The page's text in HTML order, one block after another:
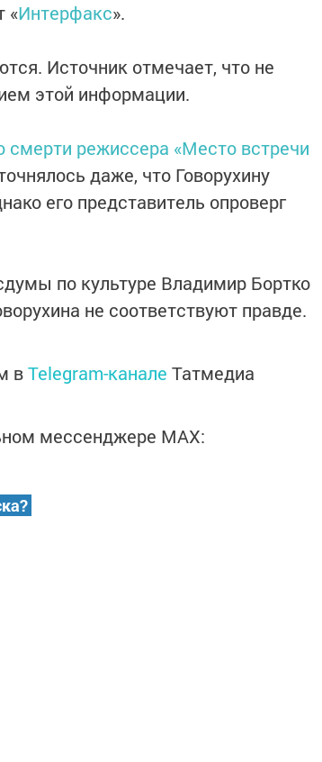
«Интерфакс».
Источник отмечает, что не
этой информации.
смерти режиссера «Место встречи
даже, что Говорухину
его представитель опроверг
по культуре Владимир Бортко
не соответствуют правде.
вTelegram-канале Татмедиа
мессенджере MАХ: